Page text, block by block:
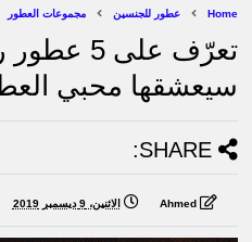
Home عطور للجنسين مجموعات العطور
تعرّف على
سيعشقها محبي
SHARE:
Ahmed الاثنين، 9 ديسمبر 2019